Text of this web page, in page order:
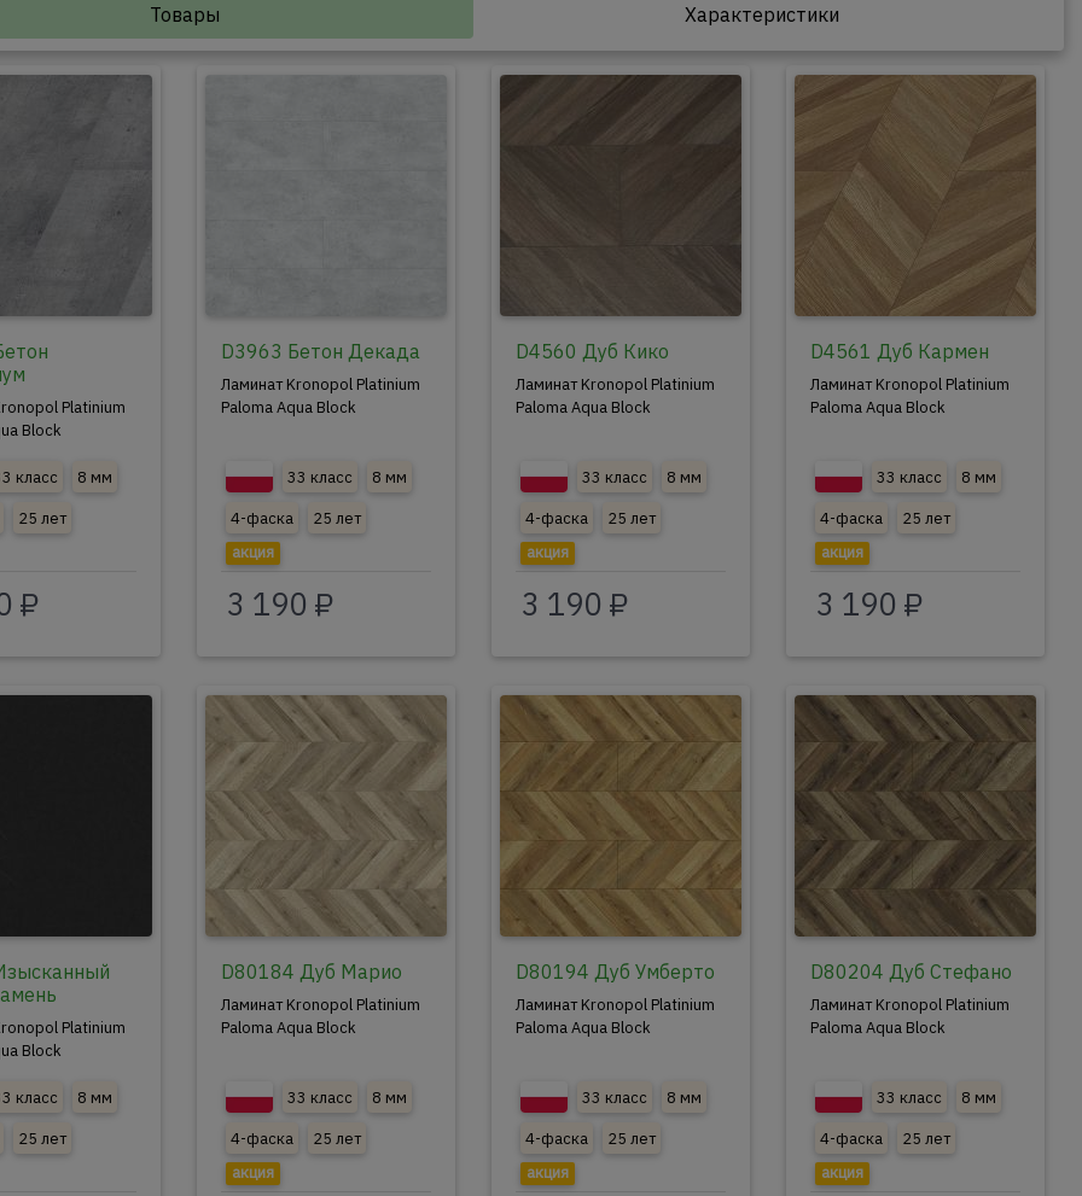
Товары Характеристики
Platinium
Block
класс
8 мм
25 лет
₽
D3963 Бетон Декада
Ламинат Kronopol Platinium
Paloma Aqua Block
33 класс
8 мм
4-фаска
25 лет
акция
3 190 ₽
D4560 Дуб Кико
Ламинат Kronopol Platinium
Paloma Aqua Block
33 класс
8 мм
4-фаска
25 лет
акция
3 190 ₽
D4561 Дуб Кармен
Ламинат Kronopol Platinium
Paloma Aqua Block
33 класс
8 мм
4-фаска
25 лет
акция
3 190 ₽
Platinium
Block
класс
8 мм
25 лет
D80184 Дуб Марио
Ламинат Kronopol Platinium
Paloma Aqua Block
33 класс
8 мм
4-фаска
25 лет
акция
D80194 Дуб Умберто
Ламинат Kronopol Platinium
Paloma Aqua Block
33 класс
8 мм
4-фаска
25 лет
акция
D80204 Дуб Стефано
Ламинат Kronopol Platinium
Paloma Aqua Block
33 класс
8 мм
4-фаска
25 лет
акция